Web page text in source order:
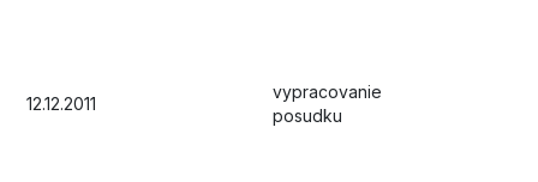
12.12.2011
vypracovanie
posudku